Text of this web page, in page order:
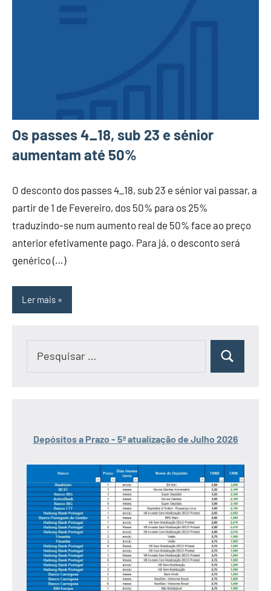
Os passes 4_18, sub 23 e sénior
aumentam até 50%
O desconto dos passes 4_18, sub 23 e sénior vai passar, a
partir de 1 de Fevereiro, dos 50% para os 25%
traduzindo-se num aumento real de 50% face ao preço
anterior efetivamente pago. Para já, o desconto será
genérico (…)
Ler mais
Pesquisar
Depósitos a Prazo - 5ª atualização de Julho 2026